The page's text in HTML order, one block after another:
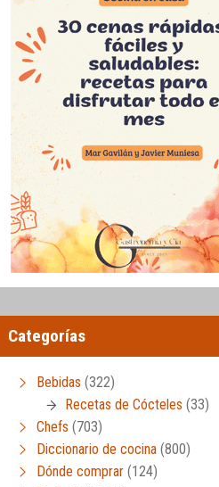
Categorías
Bebidas (322)
Recetas de Cócteles (33)
Chefs (703)
Diccionario de cocina (800)
Dónde comprar (124)